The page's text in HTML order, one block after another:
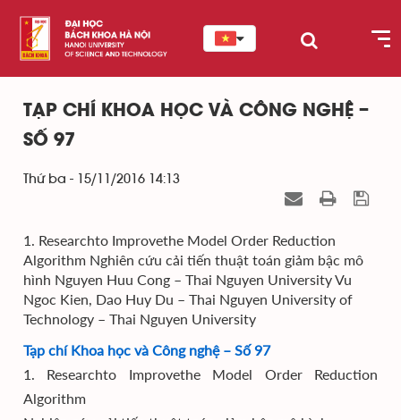
TẠP CHÍ KHOA HỌC VÀ CÔNG NGHỆ –
SỐ 97
Thứ ba - 15/11/2016 14:13
1. Researchto Improvethe Model Order Reduction
Algorithm Nghiên cứu cải tiến thuật toán giảm bậc mô
hình Nguyen Huu Cong – Thai Nguyen University Vu
Ngoc Kien, Dao Huy Du – Thai Nguyen University of
Technology – Thai Nguyen University
Tạp chí Khoa học và Công nghệ – Số 97
1. Researchto Improvethe Model Order Reduction
Algorithm